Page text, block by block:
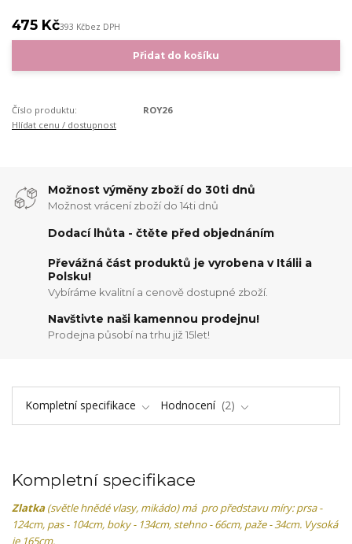
475 Kč393 Kčbez DPH
Přidat do košíku
Číslo produktu:
ROY26
Hlídat cenu / dostupnost
Možnost výměny zboží do 30ti dnů
Možnost vrácení zboží do 14ti dnů
Dodací lhůta - čtěte před objednáním
Převážná část produktů je vyrobena v Itálii a
Polsku!
Vybíráme kvalitní a cenově dostupné zboží.
Navštivte naši kamennou prodejnu!
Prodejna působí na trhu již 15let!
Kompletní specifikace Hodnocení 2
Kompletní specifikace
Zlatka(světle hnědé vlasy, mikádo) má pro představu míry: prsa -
124cm, pas - 104cm, boky - 134cm, stehno - 66cm, paže - 34cm. Vysoká
je 165cm.